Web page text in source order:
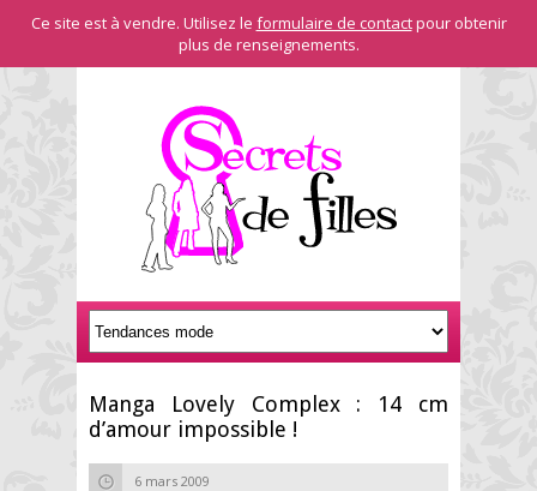
Ce site est à vendre. Utilisez le formulaire de contactpour obtenir
plus de renseignements.
Manga Lovely Complex : 14 cm
d’amour impossible !
6 mars 2009